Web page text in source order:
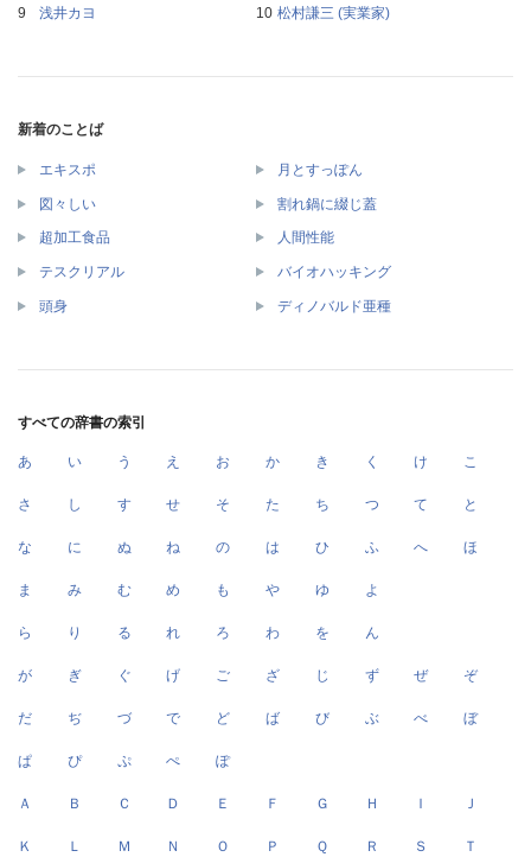
浅井カヨ
松村謙三 (実業家)
新着のことば
エキスポ 月とすっぽん
図々しい 割れ鍋に綴じ蓋
超加工食品 人間性能
テスクリアル バイオハッキング
頭身 ディノバルド亜種
すべての辞書の索引
あ い う え お か き く け こ
さ し す せ そ た ち つ て と
な に ぬ ね の は ひ ふ へ ほ
ま み む め も や ゆ よ
ら り る れ ろ わ を ん
が ぎ ぐ げ ご ざ じ ず ぜ ぞ
だ ぢ づ で ど ば び ぶ べ ぼ
ぱ ぴ ぷ ぺ ぽ
Ａ Ｂ Ｃ Ｄ Ｅ Ｆ Ｇ Ｈ Ｉ Ｊ
Ｋ Ｌ Ｍ Ｎ Ｏ Ｐ Ｑ Ｒ Ｓ Ｔ